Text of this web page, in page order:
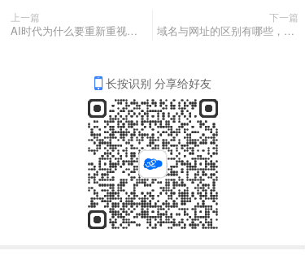
上一篇
AI时代为什么要重新重视官网
下一篇
域名与网址的区别有哪些，怎么区分？
长按识别 分享给好友